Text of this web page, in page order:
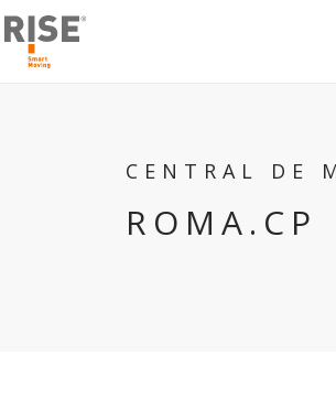
CENTRAL DE
ROMA.CP